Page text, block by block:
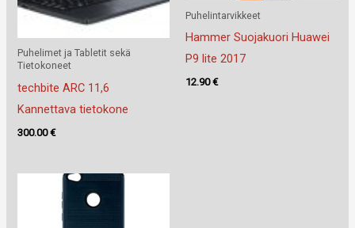
Puhelimet ja Tabletit sekä
Tietokoneet
techbite ARC 11,6
Kannettava tietokone
300.00€
Puhelintarvikkeet
Hammer Suojakuori Huawei
P9 lite 2017
12.90€